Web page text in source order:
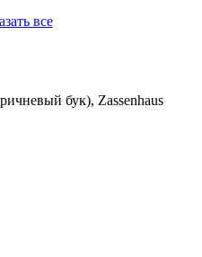
все
бук), Zassenhaus